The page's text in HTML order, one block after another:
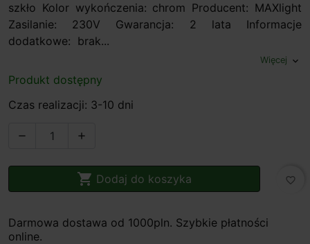
szkło Kolor wykończenia: chrom Producent: MAXlight
Zasilanie: 230V Gwarancja: 2 lata Informacje
dodatkowe: brak...
Więcej expand_more
Produkt dostępny
Czas realizacji: 3-10 dni
 
 Dodaj do koszyka favorite_border
Darmowa dostawa od 1000pln. Szybkie płatności
online.